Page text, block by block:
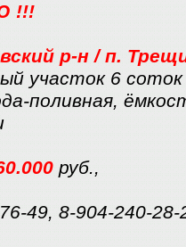
!!!
р-н / п.
участок 6
поливная,
руб.,
49, 8-904-240-28-